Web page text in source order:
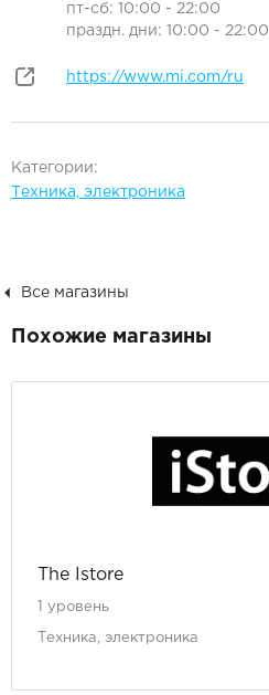
пт-сб: 10:00 - 22:00
праздн. дни: 10:00 - 22:00
https://www.mi.com/ru
Категории:
Техника, электроника
Все магазины
Похожие магазины
The Istore
1 уровень
Техника, электроника